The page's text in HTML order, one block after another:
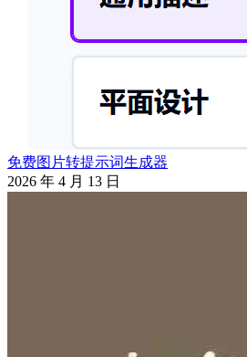
免费图片转提示词生成器
2026 年 4 月 13 日